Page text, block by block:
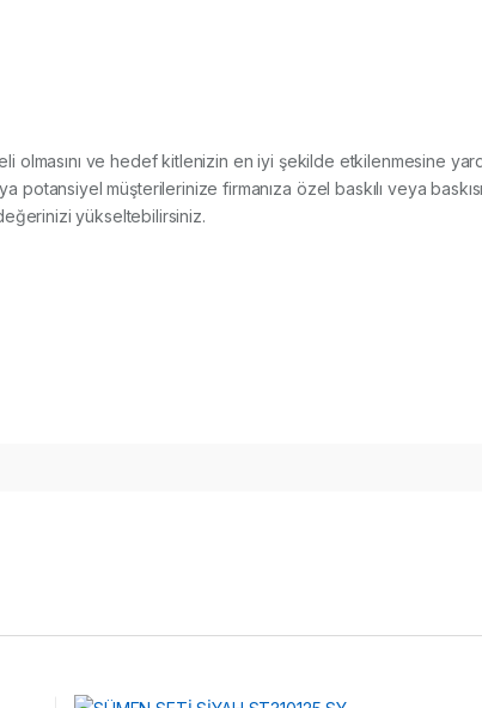
olmasını ve hedef kitlenizin en iyi şekilde etkilenmesine
potansiyel müşterilerinize firmanıza özel baskılı veya
yükseltebilirsiniz.